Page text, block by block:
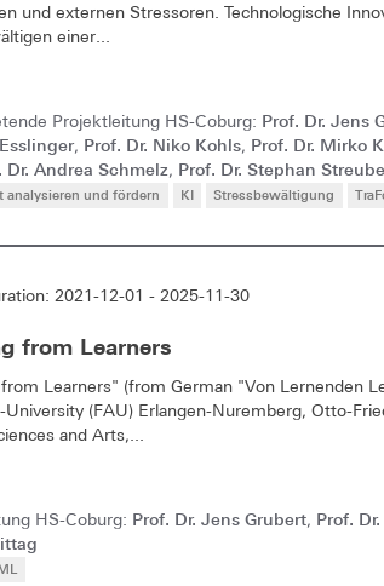
und externen Stressoren. Technologische
einer...
Projektleitung HS-Coburg: Prof. Dr. Jens
, Prof. Dr. Niko Kohls, Prof. Dr. Mirko
Dr. Andrea Schmelz, Prof. Dr. Stephan
analysieren und fördern KI Stressbewältigung
2021-12-01 - 2025-11-30
from Learners
Learners" (from German "Von Lernenden
University (FAU) Erlangen-Nuremberg, Otto-
and Arts,...
HS-Coburg: Prof. Dr. Jens Grubert, Prof.